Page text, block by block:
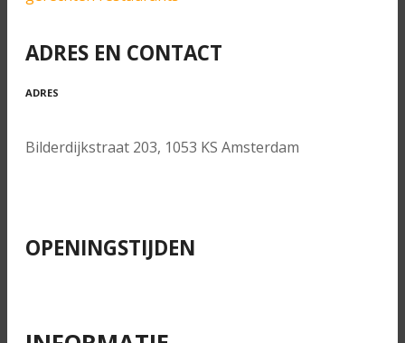
ADRES EN CONTACT
ADRES
Bilderdijkstraat 203, 1053 KS Amsterdam
OPENINGSTIJDEN